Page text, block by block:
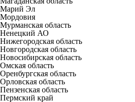
Марий Эл
Мордовия
Мурманская область
Ненецкий АО
Нижегородская область
Новгородская область
Новосибирская область
Омская область
Оренбургская область
Орловская область
Пензенская область
Пермский край